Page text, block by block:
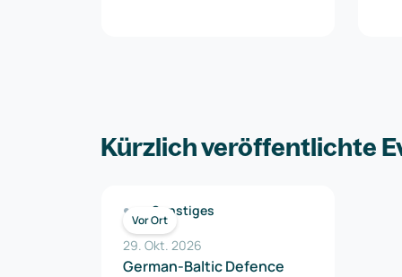
Kürzlich veröffentlichte
Vor Ort
Sonstiges
29. Okt. 2026
German-Baltic Defence